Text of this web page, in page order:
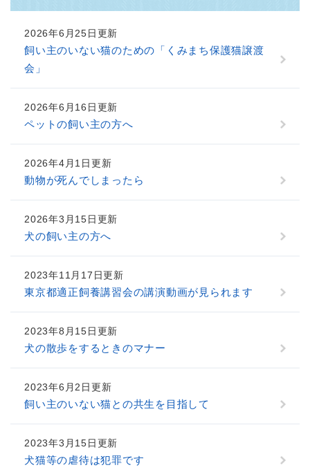
2026年6月25日更新
飼い主のいない猫のための「くみまち保護猫譲渡
会」
2026年6月16日更新
ペットの飼い主の方へ
2026年4月1日更新
動物が死んでしまったら
2026年3月15日更新
犬の飼い主の方へ
2023年11月17日更新
東京都適正飼養講習会の講演動画が見られます
2023年8月15日更新
犬の散歩をするときのマナー
2023年6月2日更新
飼い主のいない猫との共生を目指して
2023年3月15日更新
犬猫等の虐待は犯罪です